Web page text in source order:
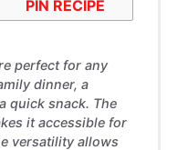
PIN RECIPE
perfect for any
dinner, a
quick snack. The
it accessible for
versatility allows